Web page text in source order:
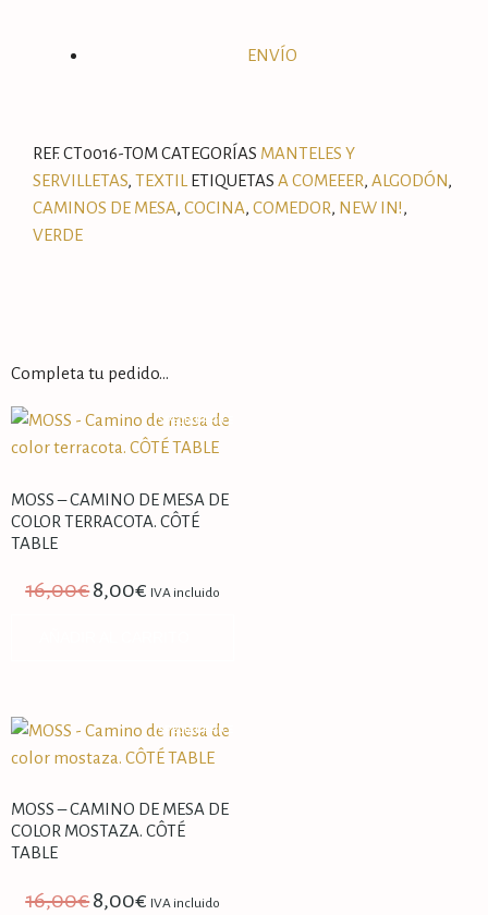
ENVÍO
REF.CT0016-TOMCATEGORÍAS MANTELES Y
SERVILLETAS, TEXTIL ETIQUETAS A COMEEER, ALGODÓN,
CAMINOS DE MESA, COCINA, COMEDOR, NEW IN!,
VERDE
Completa tu pedido…
SPECIAL PRICE
MOSS – CAMINO DE MESA DE
COLOR TERRACOTA. CÔTÉ
TABLE
16,00€8,00€ IVA incluido
SPECIAL PRICE
MOSS – CAMINO DE MESA DE
COLOR MOSTAZA. CÔTÉ
TABLE
16,00€8,00€ IVA incluido